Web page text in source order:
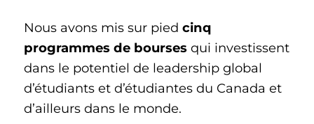
Nous avons mis sur pied cinq
programmes de boursesqui investissent
dans le potentiel de leadership global
d’étudiants et d’étudiantes du Canada et
d’ailleurs dans le monde.